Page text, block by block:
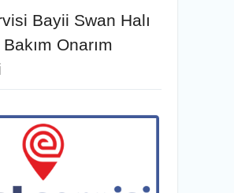
Bayii Swan Halı
Onarım